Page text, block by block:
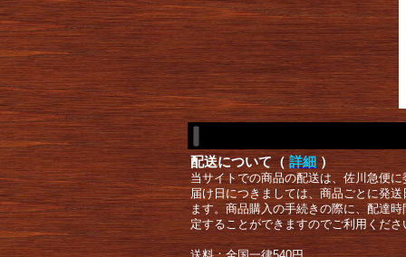
配送について（ 詳細 ）
当サイトでの商品の配送は、佐川急便
届け日につきましては、商品ごとに発
ます。商品購入の手続きの際に、配達
定することができますのでご利用くださ